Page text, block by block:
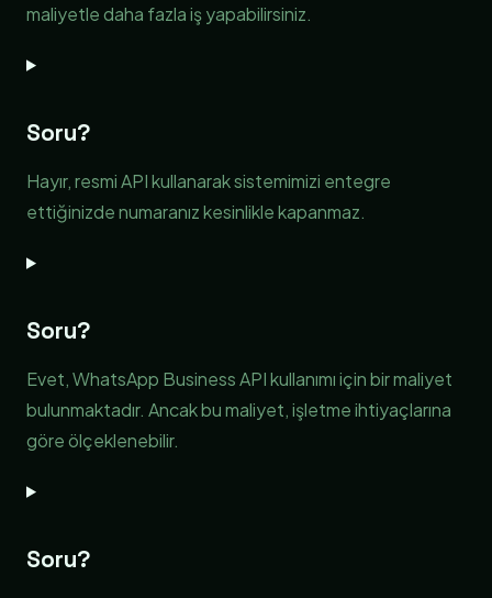
maliyetle daha fazla iş yapabilirsiniz.
Soru?
Hayır, resmi API kullanarak sistemimizi entegre
ettiğinizde numaranız kesinlikle kapanmaz.
Soru?
Evet, WhatsApp Business API kullanımı için bir maliyet
bulunmaktadır. Ancak bu maliyet, işletme ihtiyaçlarına
göre ölçeklenebilir.
Soru?